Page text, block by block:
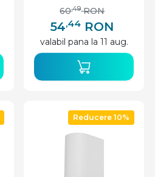
54,44 RON
60,49 RON
valabil pana la 11 aug.
Reducere 10%